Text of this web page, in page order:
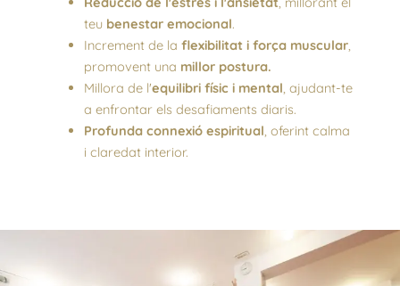
teu benestar emocional.
Increment de la flexibilitat i força muscular,
promovent una millor postura.
Millora de l'equilibri físic i mental , ajudant-te
a enfrontar els desafiaments diaris.
Profunda connexió espiritual , oferint calma
i claredat interior.